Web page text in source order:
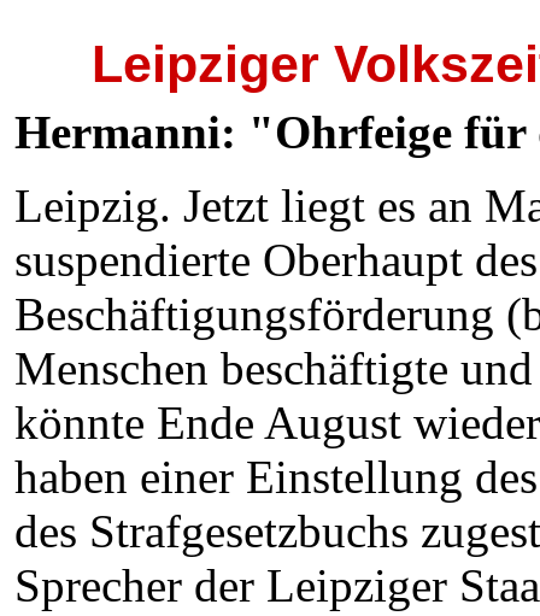
Leipziger
Hermanni: "Ohrfeige für
Leipzig. Jetzt liegt es an
suspendierte Oberhaupt
Beschäftigungsförderung
Menschen beschäftigte
könnte Ende August
haben einer Einstellung
des Strafgesetzbuchs
Sprecher der Leipziger